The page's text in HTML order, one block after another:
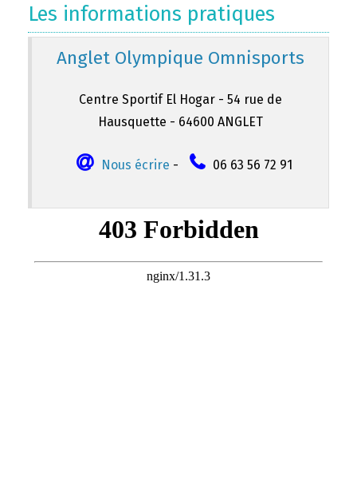
Les informations pratiques
Anglet Olympique Omnisports
Centre Sportif El Hogar - 54 rue de
Hausquette - 64600 ANGLET
Nous écrire - 06 63 56 72 91